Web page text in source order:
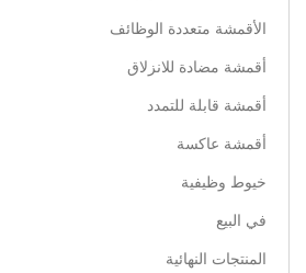
الأقمشة متعددة الوظائف
أقمشة مضادة للانزلاق
أقمشة قابلة للتمدد
أقمشة عاكسة
خيوط وظيفية
في البيع
المنتجات النهائية